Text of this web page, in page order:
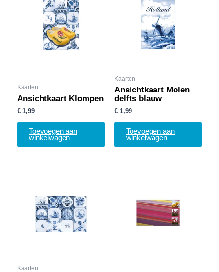
Kaarten
Ansichtkaart Klompen
€ 1,99
Toevoegen aan
winkelwagen
Kaarten
Ansichtkaart Molen
delfts blauw
€ 1,99
Toevoegen aan
winkelwagen
Kaarten